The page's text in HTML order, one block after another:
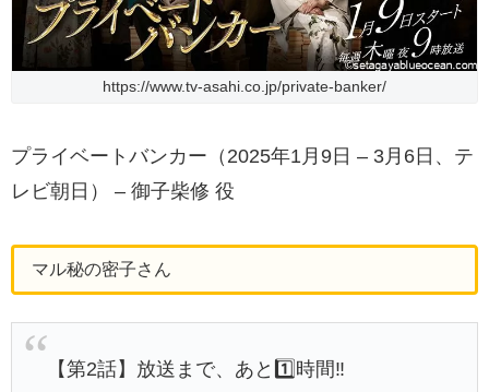
https://www.tv-asahi.co.jp/private-banker/
プライベートバンカー（2025年1月9日 – 3月6日、テ
レビ朝日） – 御子柴修 役
マル秘の密子さん
【第2話】放送まで、あと1️⃣時間‼️